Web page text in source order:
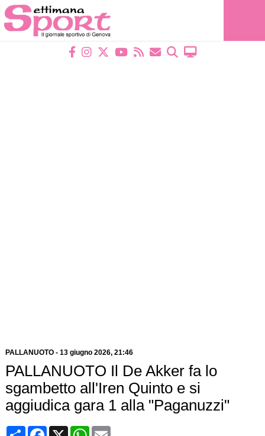
PALLANUOTO- 13 giugno 2026, 21:46
PALLANUOTO Il De Akker fa lo
sgambetto all'Iren Quinto e si
aggiudica gara 1 alla "Paganuzzi"
CondividiFacebook
X WhatsApp
Email